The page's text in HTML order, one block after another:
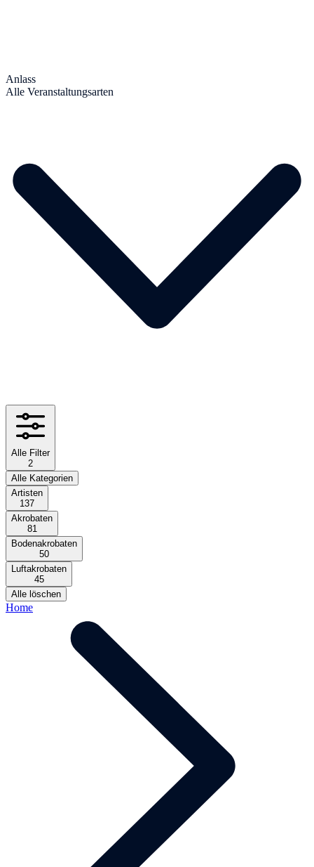
Anlass
Alle Veranstaltungsarten
Alle Filter
2
Alle Kategorien
Artisten
137
Akrobaten
81
Bodenakrobaten
50
Luftakrobaten
45
Alle löschen
Home